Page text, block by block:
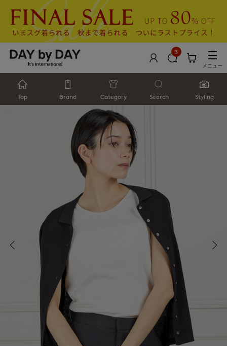
3
メニュー
Top Brand Category Search Styling